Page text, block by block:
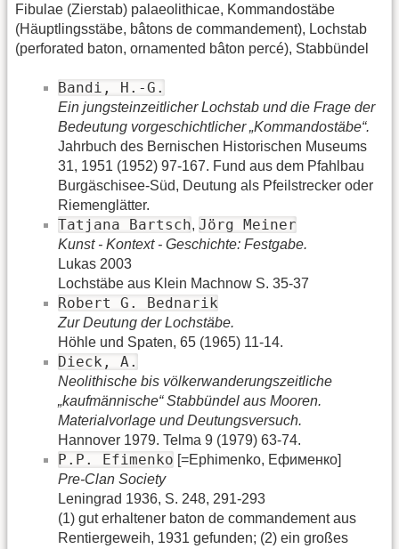
Fibulae (Zierstab) palaeolithicae, Kommandostäbe
(Häuptlingsstäbe, bâtons de commandement), Lochstab
(perforated baton, ornamented bâton percé), Stabbündel
Bandi, H.-G.
Ein jungsteinzeitlicher Lochstab und die Frage der
Bedeutung vorgeschichtlicher „Kommandostäbe“.
Jahrbuch des Bernischen Historischen Museums
31, 1951 (1952) 97-167. Fund aus dem Pfahlbau
Burgäschisee-Süd, Deutung als Pfeilstrecker oder
Riemenglätter.
Tatjana Bartsch, Jörg Meiner
Kunst - Kontext - Geschichte: Festgabe.
Lukas 2003
Lochstäbe aus Klein Machnow S. 35-37
Robert G. Bednarik
Zur Deutung der Lochstäbe.
Höhle und Spaten, 65 (1965) 11-14.
Dieck, A.
Neolithische bis völkerwanderungszeitliche
„kaufmännische“ Stabbündel aus Mooren.
Materialvorlage und Deutungsversuch.
Hannover 1979. Telma 9 (1979) 63-74.
P.P. Efimenko [=Ephimenko, Ефименко]
Pre-Clan Society
Leningrad 1936, S. 248, 291-293
(1) gut erhaltener baton de commandement aus
Rentiergeweih, 1931 gefunden; (2) ein großes